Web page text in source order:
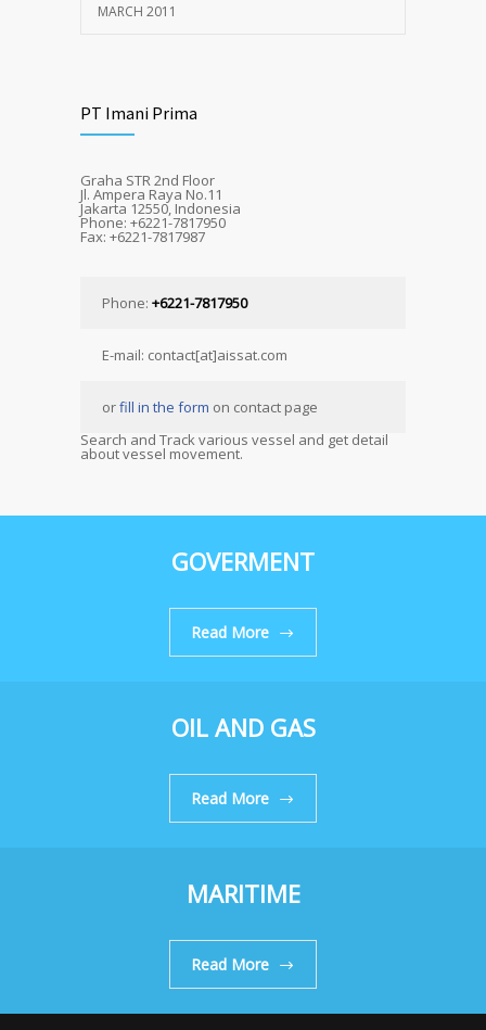
MARCH 2011
PT Imani Prima
Graha STR 2nd Floor
Jl. Ampera Raya No.11
Jakarta 12550, Indonesia
Phone: +6221-7817950
Fax: +6221-7817987
Phone: +6221-7817950
E-mail: contact[at]aissat.com
orfill in the form on contact page
Search and Track various vessel and get detail
about vessel movement.
GOVERMENT
Read More
OIL AND GAS
Read More
MARITIME
Read More